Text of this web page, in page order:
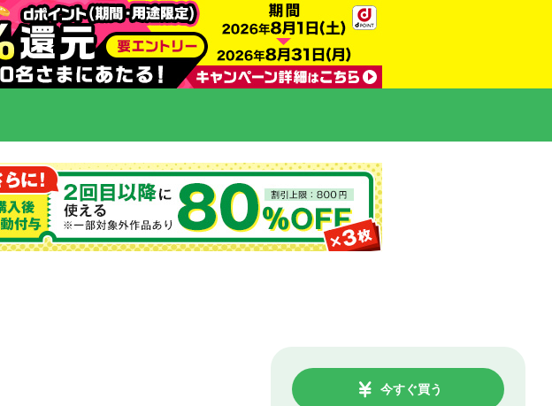
今すぐ買う